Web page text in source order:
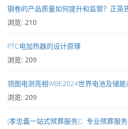
钢卷的产品质量如何提升和监管？正英
浏览: 210
PTC电加热器的设计原理
浏览: 209
领图电测亮相WBE2024世界电池及储
浏览: 209
[孝忠義一站式殡葬服务]：专业殡葬服务